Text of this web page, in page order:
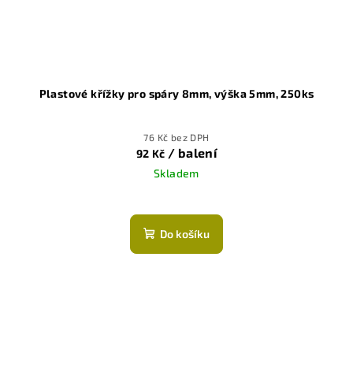
Plastové křížky pro spáry 8mm, výška 5mm, 250ks
76 Kč bez DPH
92 Kč / balení
Skladem
Do košíku